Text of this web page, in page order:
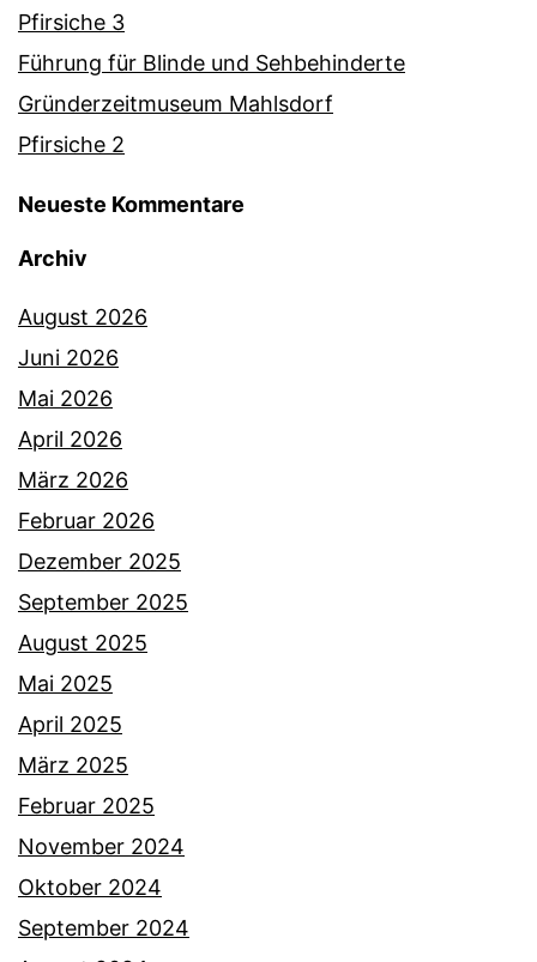
Pfirsiche 3
Führung für Blinde und Sehbehinderte
Gründerzeitmuseum Mahlsdorf
Pfirsiche 2
Neueste Kommentare
Archiv
August 2026
Juni 2026
Mai 2026
April 2026
März 2026
Februar 2026
Dezember 2025
September 2025
August 2025
Mai 2025
April 2025
März 2025
Februar 2025
November 2024
Oktober 2024
September 2024